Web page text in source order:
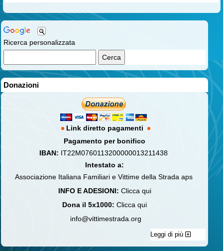
Ricerca personalizzata
Donazioni
Link diretto pagamenti
Pagamento per bonifico
IBAN: IT22M0760113200000013211438
Intestato a:
Associazione Italiana Familiari e Vittime della Strada aps
INFO E ADESIONI: Clicca qui
Dona il 5x1000: Clicca qui
info@vittimestrada.org
Leggi di più